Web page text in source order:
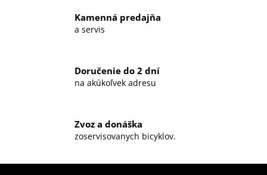
Kamenná predajňa
a servis
Doručenie do 2 dní
na akúkoľvek adresu
Zvoz a donáška
zoservisovanych bicyklov.